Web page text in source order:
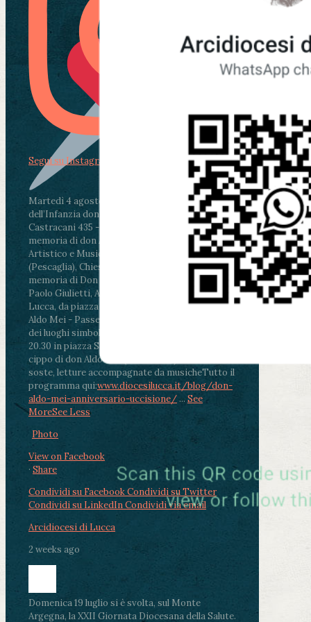
Martedì 4 agosto2026
ore 11:30 - Lucca, Scuola
dell’Infanzia don Aldo Mei - Viale Castruccio
Castracani 435 - Inaugurazione murales in
memoria di don Aldo Mei curato dal Liceo
Artistico e Musicale “Passaglia”
ore 18 - Fiano
(Pescaglia), Chiesa parrocchiale - Messa in
memoria di Don Aldo Mei celebrata da mons.
Paolo Giulietti, Arcivescovo di Lucca
ore 20.30 -
Lucca, da piazza San Michele al Cippo di don
Aldo Mei - Passeggiata della Memoria in alcuni
dei luoghi simbolo della città. Ritrovo alle ore
20.30 in piazza San Michele con conclusione al
cippo di don Aldo Mei (Porta Elisa). Durante le
soste, letture accompagnate da musicheTutto il
programma qui:www.diocesilucca.it/blog/don-
aldo-mei-anniversario-uccisione/ ... See
MoreSee Less
Photo
View on Facebook
· Share
Condividi su FacebookCondividi su Twitter
Condividi su LinkedInCondividi via email
Arcidiocesi di Lucca
2 weeks ago
Domenica 19 luglio si è svolta, sul Monte
Argegna, la XXII Giornata Diocesana della Salute.
Segui su Instagram